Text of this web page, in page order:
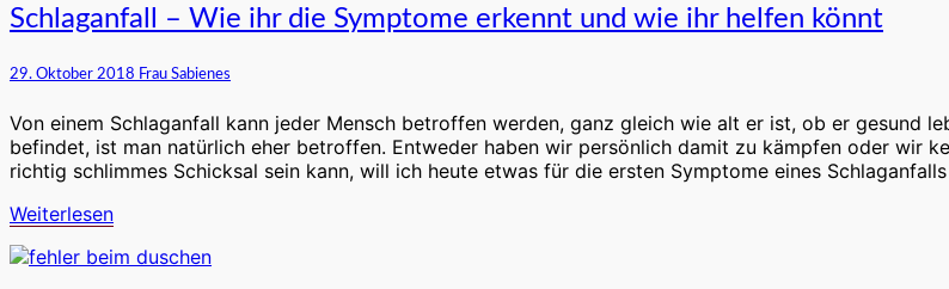
Schlaganfall
–
Wie
ihr
Symptome
erkennt
und
wie
ihr
helfen
Schlaganfall – Wie ihr die Symptome erkennt und wie ihr helfen könnt
29. Oktober 2018 Frau Sabienes
Von einem Schlaganfall kann jeder Mensch betroffen werden, ganz gleich wie alt er ist, ob er gesund
befindet, ist man natürlich eher betroffen. Entweder haben wir persönlich damit zu kämpfen oder wir
richtig schlimmes Schicksal sein kann, will ich heute etwas für die ersten Symptome eines
WeiterlesenWeiterlesen